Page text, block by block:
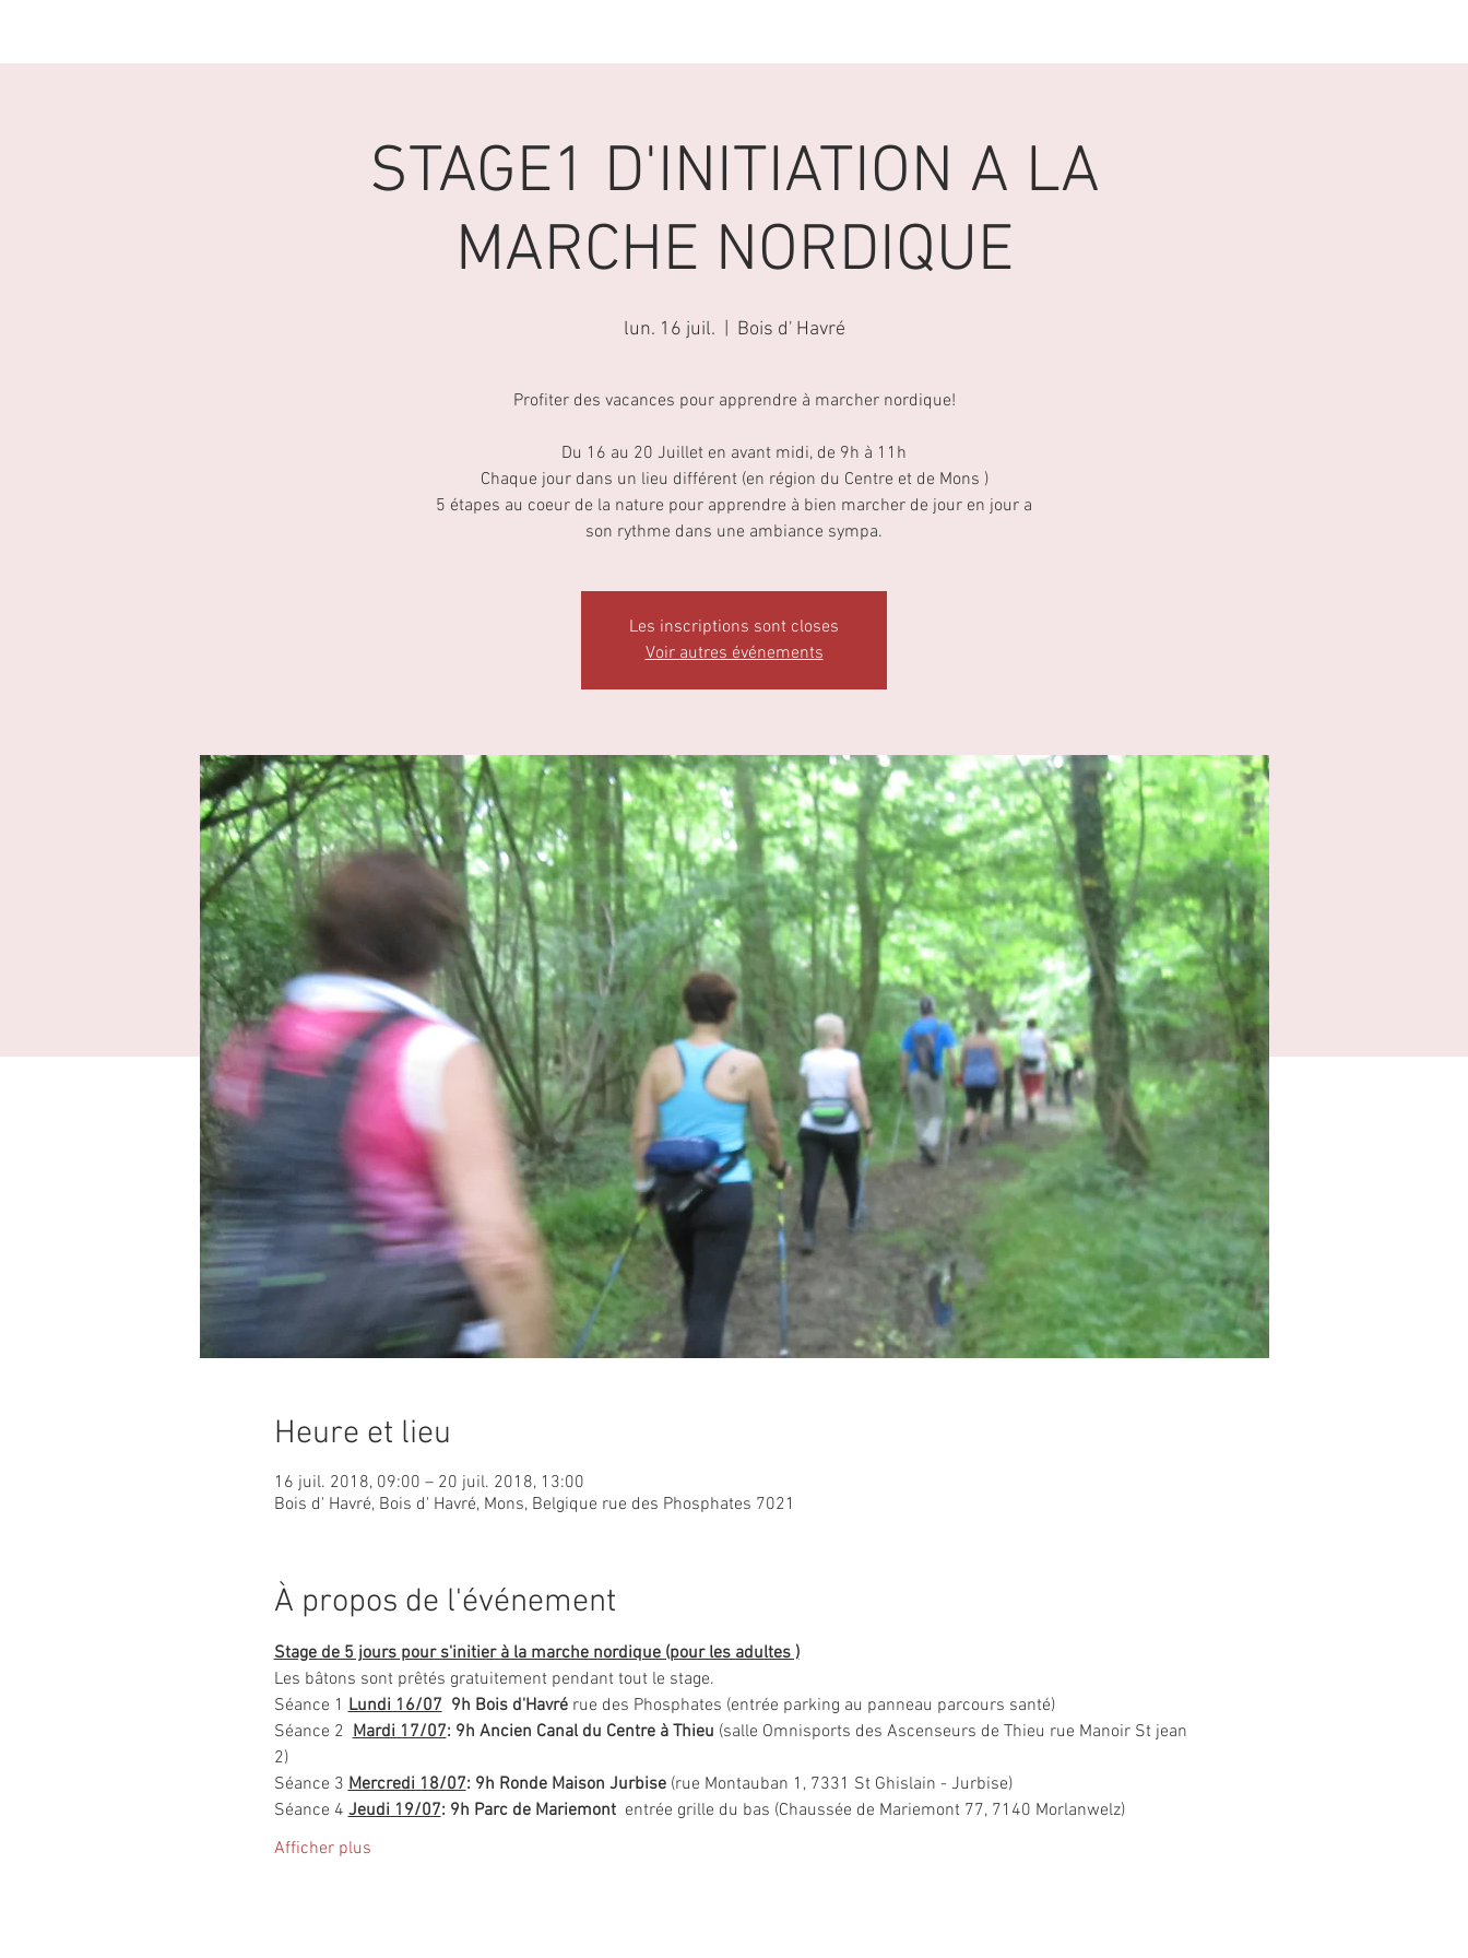
STAGE1 D'INITIATION A LA
MARCHE NORDIQUE
lun. 16 juil. Bois d' Havré
Profiter des vacances pour apprendre à marcher nordique!
Du 16 au 20 Juillet en avant midi, de 9h à 11h
Chaque jour dans un lieu différent (en région du Centre et de Mons )
5 étapes au coeur de la nature pour apprendre à bien marcher de jour en jour a
son rythme dans une ambiance sympa.
Les inscriptions sont closes
Voir autres événements
Heure et lieu
16 juil. 2018, 09:00 – 20 juil. 2018, 13:00
Bois d' Havré, Bois d' Havré, Mons, Belgique rue des Phosphates 7021
À propos de l'événement
Stage de 5 jours pour s'initier à la marche nordique (pour les adultes )
Les bâtons sont prêtés gratuitement pendant tout le stage.
Séance 1 Lundi 16/07
  9h
Bois d'Havré rue des Phosphates (entrée parking au panneau parcours santé)
Séance 2 Mardi 17/07: 9h Ancien Canal du Centre à Thieu (salle Omnisports des Ascenseurs de Thieu rue Manoir St jean
2)
Séance 3 Mercredi 18/07: 9h Ronde Maison Jurbise (rue Montauban 1, 7331 St Ghislain - Jurbise)
Séance 4 Jeudi 19/07: 9h Parc de Mariemont
  entrée grille du bas (Chaussée de Mariemont 77, 7140 Morlanwelz)
Afficher plus